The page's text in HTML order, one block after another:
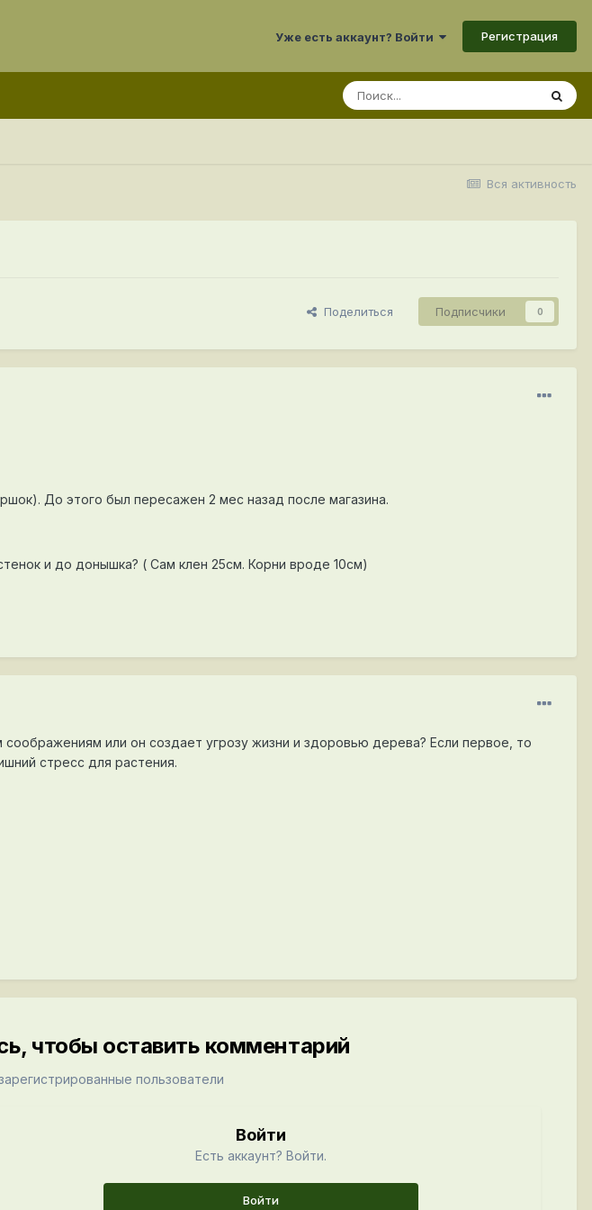
Уже есть аккаунт? Войти Регистрация
Вся активность
Поделиться Подписчики 0
До этого был пересажен 2 мес назад после магазина.
и до донышка? ( Сам клен 25см. Корни вроде 10см)
или он создает угрозу жизни и здоровью дерева? Если первое, то
стресс для растения.
чтобы оставить комментарий
пользователи
Войти
Есть аккаунт? Войти.
Войти